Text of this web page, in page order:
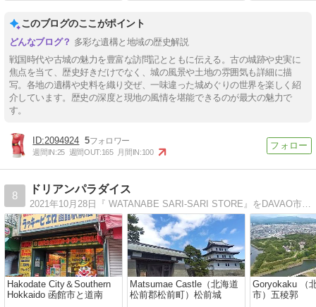
このブログのここがポイント
多彩な遺構と地域の歴史解説
戦国時代や古城の魅力を豊富な訪問記とともに伝える。古の城跡や史実に
焦点を当て、歴史好きだけでなく、城の風景や土地の雰囲気も詳細に描
写。各地の遺構や史料を織り交ぜ、一味違った城めぐりの世界を楽しく紹
介しています。歴史の深度と現地の風情を堪能できるのが最大の魅力で
す。
2094924 5
週間IN:25 週間OUT:165 月間IN:100
8
ドリアンパラダイス
2021年10月28日『 WATANABE SARI-SARI STORE』をDAVAO市にOPEN!老後を南国ダバオで、のんびり過ごすためのパラダイスプロジェクト
Hakodate City＆Southern
Hokkaido 函館市と道南
Matsumae Castle（北海道
松前郡松前町）松前城
Goryokaku （
市）五稜郭